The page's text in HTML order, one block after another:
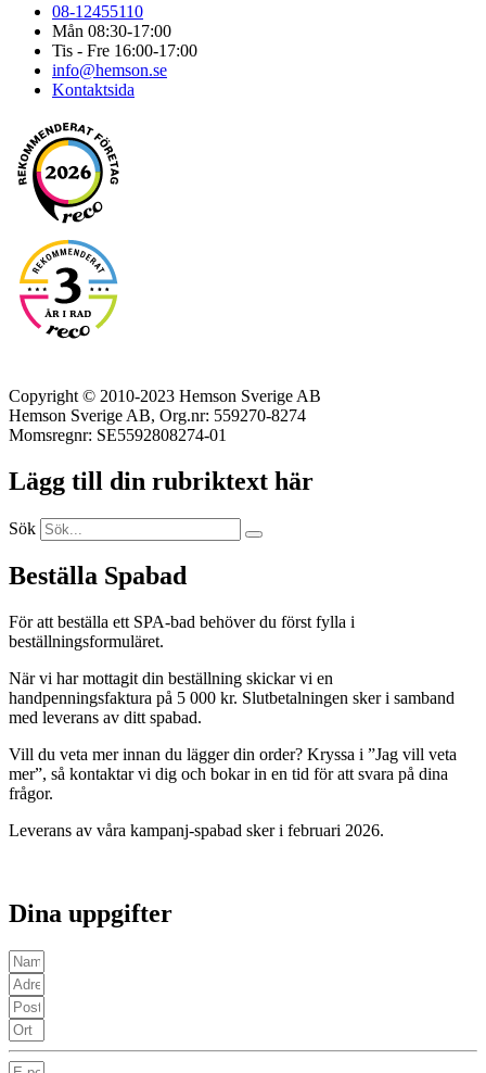
08-12455110
Mån 08:30-17:00
Tis - Fre 16:00-17:00
info@hemson.se
Kontaktsida
Copyright © 2010-2023 Hemson Sverige AB
Hemson Sverige AB, Org.nr: 559270-8274
Momsregnr: SE5592808274-01
Lägg till din rubriktext här
Sök
Beställa Spabad
För att beställa ett SPA-bad behöver du först fylla i
beställningsformuläret.
När vi har mottagit din beställning skickar vi en
handpenningsfaktura på 5 000 kr. Slutbetalningen sker i samband
med leverans av ditt spabad.
Vill du veta mer innan du lägger din order? Kryssa i ”Jag vill veta
mer”, så kontaktar vi dig och bokar in en tid för att svara på dina
frågor.
Leverans av våra kampanj-spabad sker i februari 2026.
Dina uppgifter